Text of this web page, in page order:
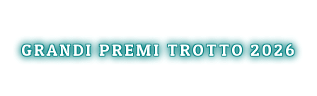
GRANDI PREMI TROTTO 2026